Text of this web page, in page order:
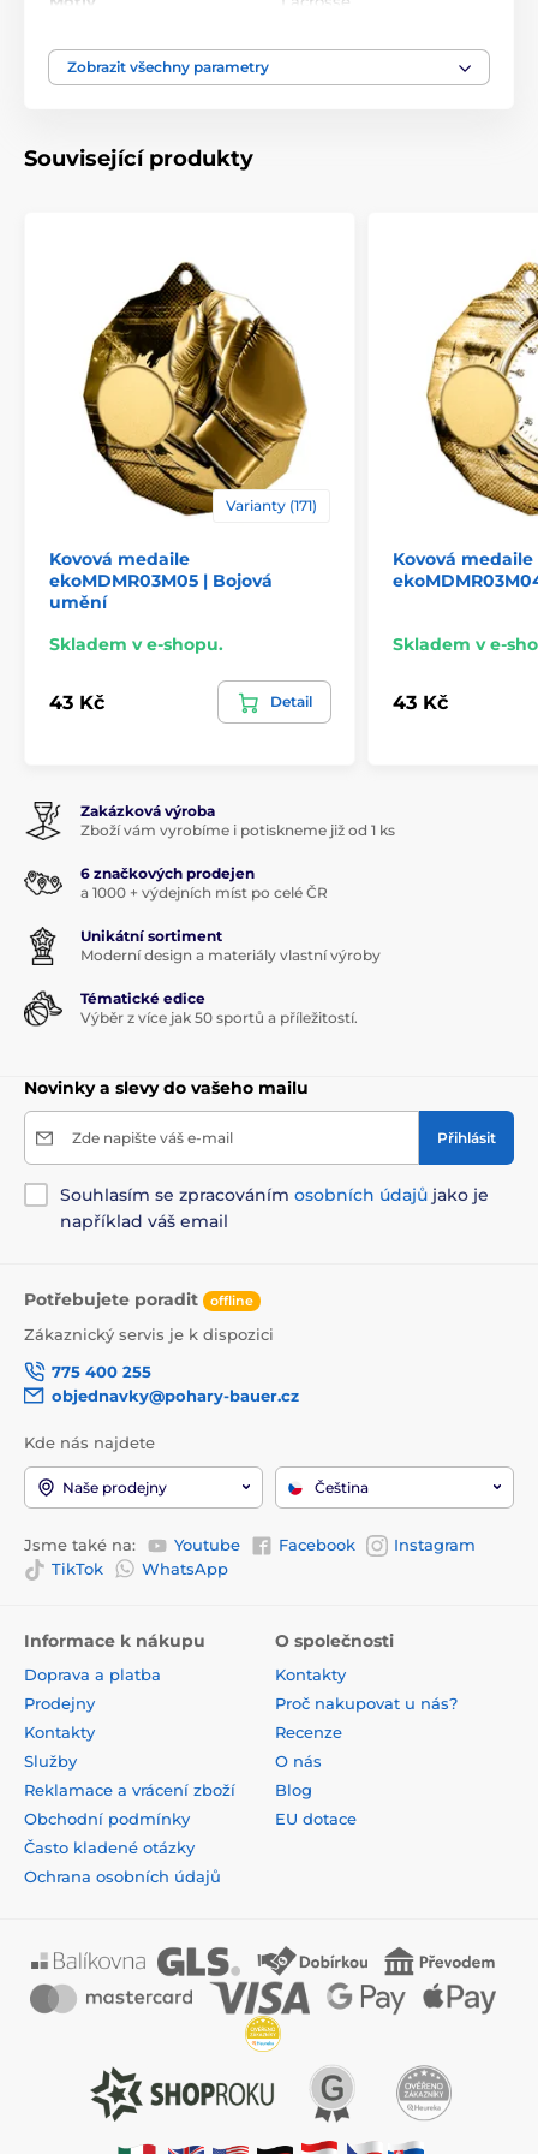
Produktová řada
Zobrazit všechny parametry
Související produkty
Varianty (171)
Kovová medaile
ekoMDMR03M05 | Bojová
umění
Skladem v e-shopu.
43 Kč Detail
Kovová medaile
Skladem v e-
43 Kč
Zakázková výroba
Zboží vám vyrobíme i potiskneme již od 1 ks
6 značkových prodejen
a 1000 + výdejních míst po celé ČR
Unikátní sortiment
Moderní design a materiály vlastní výroby
Tématické edice
Výběr z více jak 50 sportů a příležitostí.
Novinky a slevy do vašeho mailu
Zde napište váš e-mail Přihlásit
Souhlasím se zpracováním osobních údajů jako je
například váš email
Potřebujete poradit offline
Zákaznický servis je k dispozici
775 400 255
objednavky@pohary-bauer.cz
Kde nás najdete
Naše prodejny Čeština
Jsme také na: Youtube Facebook
Instagram
TikTok
WhatsApp
Informace k nákupu
Doprava a platba
Prodejny
Kontakty
Služby
Reklamace a vrácení zboží
Obchodní podmínky
Často kladené otázky
Ochrana osobních údajů
O společnosti
Kontakty
Proč nakupovat u nás?
Recenze
O nás
Blog
EU dotace